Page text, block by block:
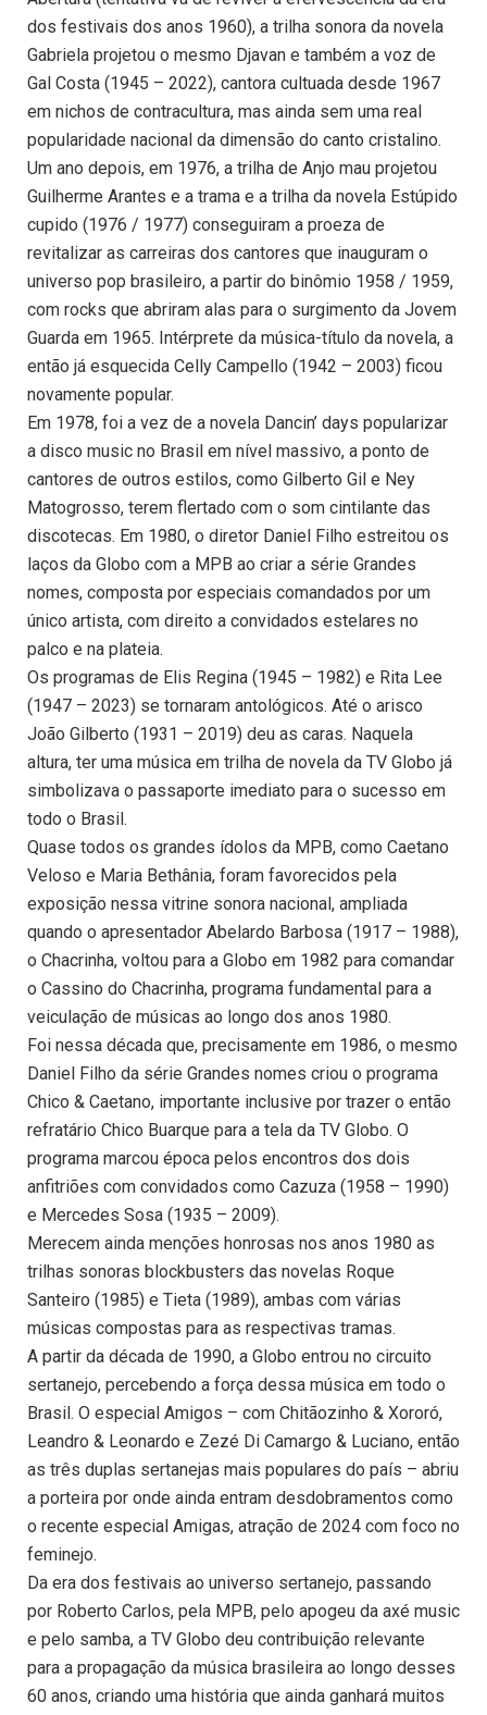
dos festivais dos anos 1960), a trilha sonora da novela
Gabriela projetou o mesmo Djavan e também a voz de
Gal Costa (1945 – 2022), cantora cultuada desde 1967
em nichos de contracultura, mas ainda sem uma real
popularidade nacional da dimensão do canto cristalino.
Um ano depois, em 1976, a trilha de Anjo mau projetou
Guilherme Arantes e a trama e a trilha da novela Estúpido
cupido (1976 / 1977) conseguiram a proeza de
revitalizar as carreiras dos cantores que inauguram o
universo pop brasileiro, a partir do binômio 1958 / 1959,
com rocks que abriram alas para o surgimento da Jovem
Guarda em 1965. Intérprete da música-título da novela, a
então já esquecida Celly Campello (1942 – 2003) ficou
novamente popular.
Em 1978, foi a vez de a novela Dancin’ days popularizar
a disco music no Brasil em nível massivo, a ponto de
cantores de outros estilos, como Gilberto Gil e Ney
Matogrosso, terem flertado com o som cintilante das
discotecas. Em 1980, o diretor Daniel Filho estreitou os
laços da Globo com a MPB ao criar a série Grandes
nomes, composta por especiais comandados por um
único artista, com direito a convidados estelares no
palco e na plateia.
Os programas de Elis Regina (1945 – 1982) e Rita Lee
(1947 – 2023) se tornaram antológicos. Até o arisco
João Gilberto (1931 – 2019) deu as caras. Naquela
altura, ter uma música em trilha de novela da TV Globo já
simbolizava o passaporte imediato para o sucesso em
todo o Brasil.
Quase todos os grandes ídolos da MPB, como Caetano
Veloso e Maria Bethânia, foram favorecidos pela
exposição nessa vitrine sonora nacional, ampliada
quando o apresentador Abelardo Barbosa (1917 – 1988),
o Chacrinha, voltou para a Globo em 1982 para comandar
o Cassino do Chacrinha, programa fundamental para a
veiculação de músicas ao longo dos anos 1980.
Foi nessa década que, precisamente em 1986, o mesmo
Daniel Filho da série Grandes nomes criou o programa
Chico & Caetano, importante inclusive por trazer o então
refratário Chico Buarque para a tela da TV Globo. O
programa marcou época pelos encontros dos dois
anfitriões com convidados como Cazuza (1958 – 1990)
e Mercedes Sosa (1935 – 2009).
Merecem ainda menções honrosas nos anos 1980 as
trilhas sonoras blockbusters das novelas Roque
Santeiro (1985) e Tieta (1989), ambas com várias
músicas compostas para as respectivas tramas.
A partir da década de 1990, a Globo entrou no circuito
sertanejo, percebendo a força dessa música em todo o
Brasil. O especial Amigos – com Chitãozinho & Xororó,
Leandro & Leonardo e Zezé Di Camargo & Luciano, então
as três duplas sertanejas mais populares do país – abriu
a porteira por onde ainda entram desdobramentos como
o recente especial Amigas, atração de 2024 com foco no
feminejo.
Da era dos festivais ao universo sertanejo, passando
por Roberto Carlos, pela MPB, pelo apogeu da axé music
e pelo samba, a TV Globo deu contribuição relevante
para a propagação da música brasileira ao longo desses
60 anos, criando uma história que ainda ganhará muitos